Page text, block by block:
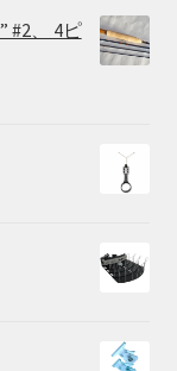
#2、 4ピ